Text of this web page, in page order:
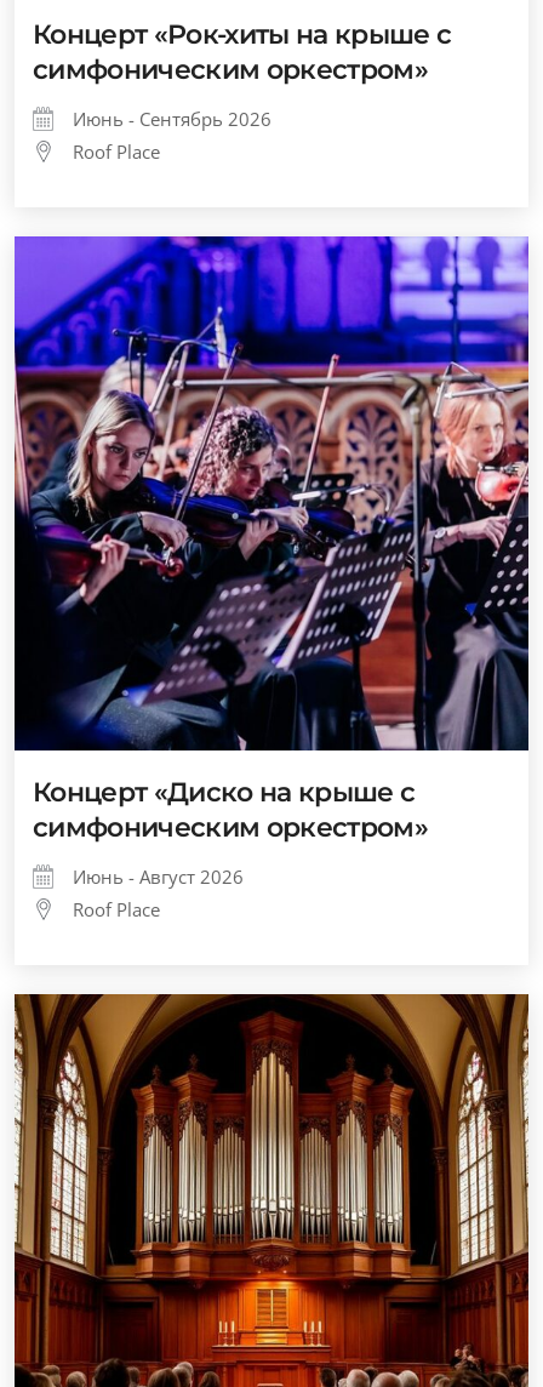
Концерт «Рок-хиты на крыше с
симфоническим оркестром»
Июнь - Сентябрь 2026
Roof Place
Концерт «Диско на крыше с
симфоническим оркестром»
Июнь - Август 2026
Roof Place